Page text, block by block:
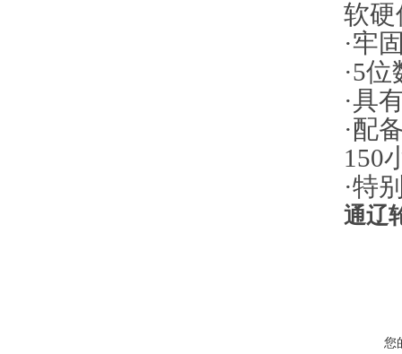
软硬
·牢
·5位
·具
·配
150
·特
通辽
您